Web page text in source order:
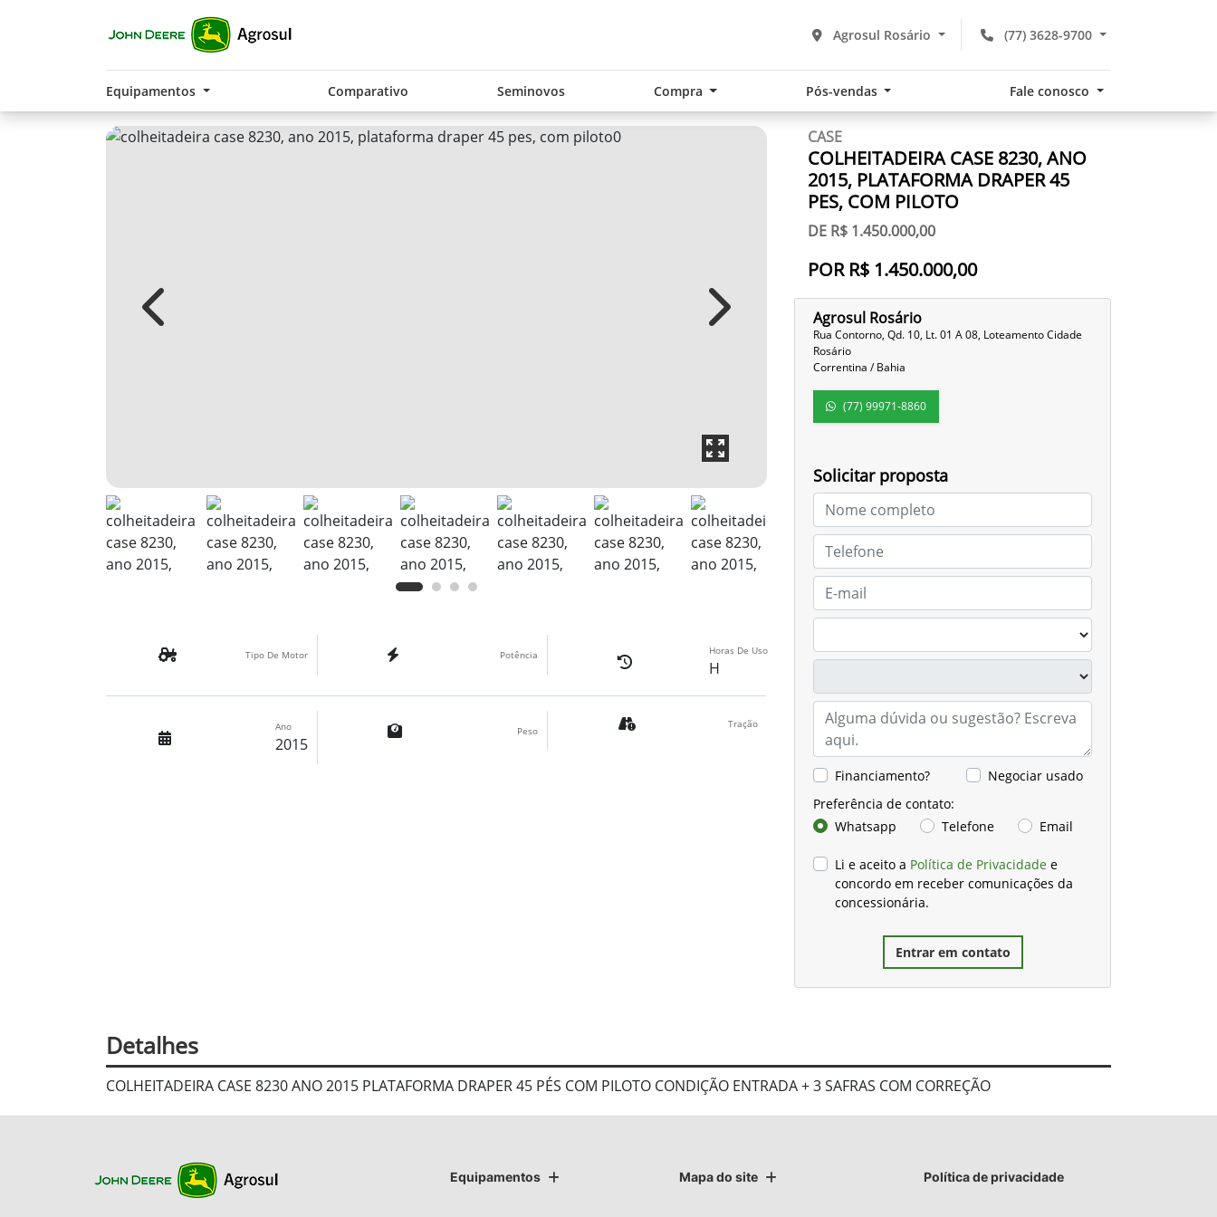
(77) 3628-9700
Agrosul Rosário
Equipamentos Comparativo Seminovos Compra Pós-vendas Fale conosco
CASE
COLHEITADEIRA CASE 8230, ANO
2015, PLATAFORMA DRAPER 45
PES, COM PILOTO
DE R$ 1.450.000,00
POR R$ 1.450.000,00
Agrosul Rosário
Rua Contorno, Qd. 10, Lt. 01 A 08, Loteamento Cidade
Rosário
Correntina / Bahia
(77) 99971-8860
Solicitar proposta
Financiamento?
Negociar usado
Preferência de contato:
Whatsapp
Telefone Email
Li e aceito a Política de Privacidade e
concordo em receber comunicações da
concessionária.
Entrar em contato
Previous Next
Tipo De Motor Potência Horas De Uso
H
Ano
2015
Peso
Tração
Detalhes
COLHEITADEIRA CASE 8230 ANO 2015 PLATAFORMA DRAPER 45 PÉS COM PILOTO CONDIÇÃO ENTRADA + 3 SAFRAS COM CORREÇÃO
Equipamentos Mapa do site Política de privacidade